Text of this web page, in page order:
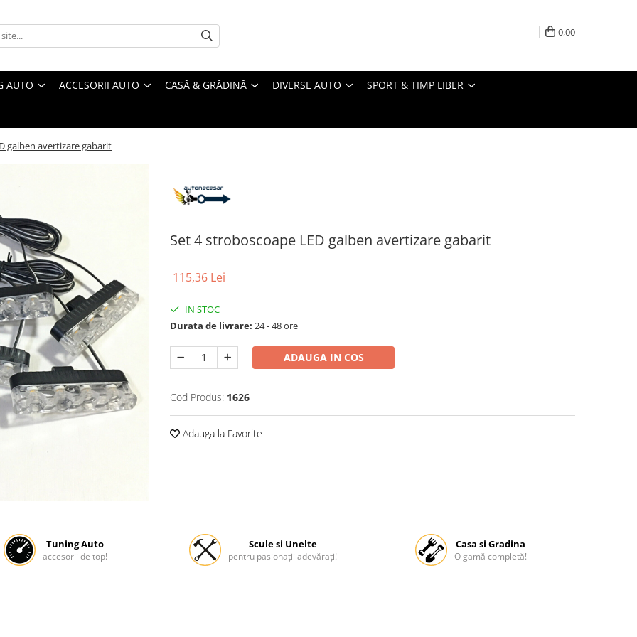
0,00
AUTO ACCESORII AUTO CASĂ & GRĂDINĂ DIVERSE AUTO SPORT & TIMP LIBER
galben avertizare gabarit
Set 4 stroboscoape LED galben avertizare gabarit
115,36 Lei
IN STOC
Durata de livrare: 24 - 48 ore
ADAUGA IN COS
Cod Produs: 1626
Adauga la Favorite
Tuning Auto
accesorii de top!
Scule si Unelte
pentru pasionații adevărați!
Casa si Gradina
O gamă completă!